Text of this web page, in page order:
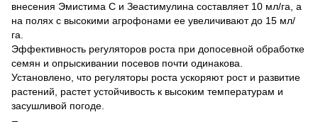
внесения Эмистима С и Зеастимулина составляет 10 мл/га, а
на полях с высокими агрофонами ее увеличивают до 15 мл/
га.
Эффективность регуляторов роста при допосевной обработке
семян и опрыскивании посевов почти одинакова.
Установлено, что регуляторы роста ускоряют рост и развитие
растений, растет устойчивость к высоким температурам и
засушливой погоде.